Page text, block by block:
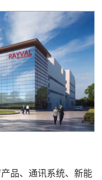
品、通讯系统、新能